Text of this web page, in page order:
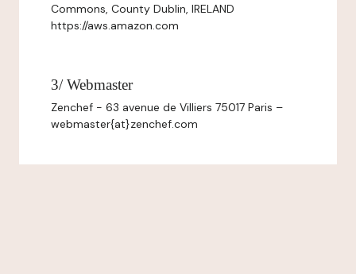
Commons, County Dublin, IRELAND
https://aws.amazon.com
3/ Webmaster
Zenchef - 63 avenue de Villiers 75017 Paris –
webmaster{at}zenchef.com